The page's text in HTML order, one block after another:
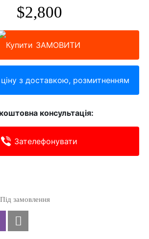
$2,800
ЗАМОВИТИ
з доставкою, розмитненням
консультація:
Зателефонувати
Під замовлення